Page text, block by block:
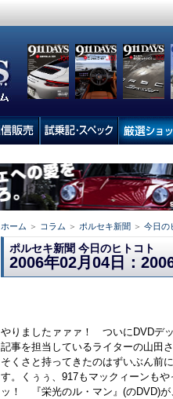
ホーム ＞ コラム ＞ ポルセキ新聞 ＞ 今日の
ポルセキ新聞 今日のヒトコト
2006年02月04日：
やりましたァァァ！ ついにDVDデ
記事を担当しているライターの山田
そくさと持ってきたのはずいぶん前
す。くぅぅ、917もマックィーンも
ッ！ 『栄光のル・マン』(のDVD)が